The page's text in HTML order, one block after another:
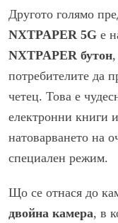
Другото голямо
NXTPAPER 5G е
NXTPAPER бутон
потребителите да
четец. Това е
електронни книги
натоварването на
специален режим.
Що се отнася до
двойна камера, в